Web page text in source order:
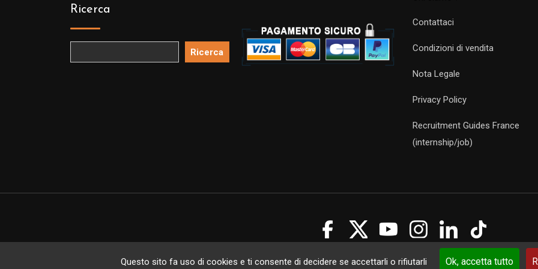
Questo sito fa uso di cookies e ti consente di decidere se accettarli o rifiutarli Ok, accetta tutto
Ricerca
Ricerca
Contattaci
Condizioni di vendita
Nota Legale
Privacy Policy
Recruitment Guides France
(internship/job)
Copyright Guides 2021. Tous droits réservés.Développement web sur mesure